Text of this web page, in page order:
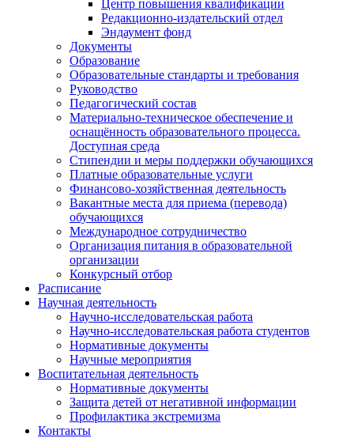
Центр повышения квалификации
Редакционно-издательский отдел
Эндаумент фонд
Документы
Образование
Образовательные стандарты и требования
Руководство
Педагогический состав
Материально-техническое обеспечение и
оснащённость образовательного процесса.
Доступная среда
Стипендии и меры поддержки обучающихся
Платные образовательные услуги
Финансово-хозяйственная деятельность
Вакантные места для приема (перевода)
обучающихся
Международное сотрудничество
Организация питания в образовательной
организации
Конкурсный отбор
Расписание
Научная деятельность
Научно-исследовательская работа
Научно-исследовательская работа студентов
Нормативные документы
Научные мероприятия
Воспитательная деятельность
Нормативные документы
Защита детей от негативной информации
Профилактика экстремизма
Контакты